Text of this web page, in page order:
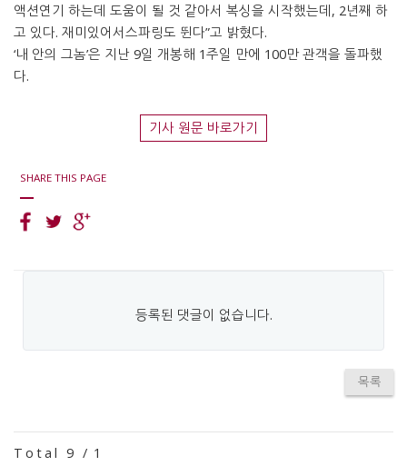
액션연기 하는데 도움이 될 것 같아서 복싱을 시작했는데, 2년째 하
고 있다. 재미있어서스파링도 뛴다”고 밝혔다.
‘내 안의 그놈’은 지난 9일 개봉해 1주일 만에 100만 관객을 돌파했
다.
기사 원문 바로가기
SHARE THIS PAGE
등록된 댓글이 없습니다.
목록
Total 9 / 1